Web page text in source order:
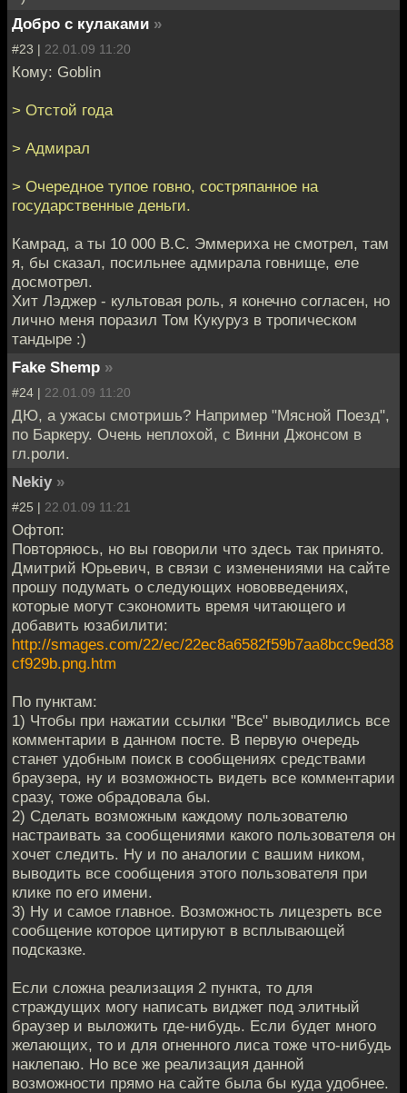
Добро с кулаками »
#23 | 22.01.09 11:20
Кому: Goblin
> Отстой года
> Адмирал
> Очередное тупое говно, состряпанное на
государственные деньги.
Камрад, а ты 10 000 B.C. Эммериха не смотрел, там
я, бы сказал, посильнее адмирала говнище, еле
досмотрел.
Хит Лэджер - культовая роль, я конечно согласен, но
лично меня поразил Том Кукуруз в тропическом
тандыре :)
Fake Shemp »
#24 | 22.01.09 11:20
ДЮ, а ужасы смотришь? Например "Мясной Поезд",
по Баркеру. Очень неплохой, с Винни Джонсом в
гл.роли.
Nekiy »
#25 | 22.01.09 11:21
Офтоп:
Повторяюсь, но вы говорили что здесь так принято.
Дмитрий Юрьевич, в связи с изменениями на сайте
прошу подумать о следующих нововведениях,
которые могут сэкономить время читающего и
добавить юзабилити:
http://smages.com/22/ec/22ec8a6582f59b7aa8bcc9ed38
cf929b.png.htm
По пунктам:
1) Чтобы при нажатии ссылки "Все" выводились все
комментарии в данном посте. В первую очередь
станет удобным поиск в сообщениях средствами
браузера, ну и возможность видеть все комментарии
сразу, тоже обрадовала бы.
2) Сделать возможным каждому пользователю
настраивать за сообщениями какого пользователя он
хочет следить. Ну и по аналогии с вашим ником,
выводить все сообщения этого пользователя при
клике по его имени.
3) Ну и самое главное. Возможность лицезреть все
сообщение которое цитируют в всплывающей
подсказке.
Если сложна реализация 2 пункта, то для
страждущих могу написать виджет под элитный
браузер и выложить где-нибудь. Если будет много
желающих, то и для огненного лиса тоже что-нибудь
наклепаю. Но все же реализация данной
возможности прямо на сайте была бы куда удобнее.